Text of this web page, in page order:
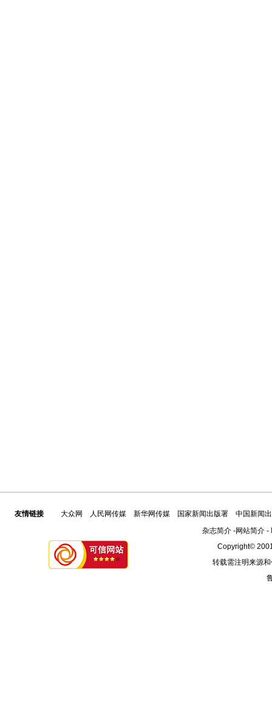
友情链接 大众网 人民网传媒 新华网传媒 国家新闻出版署
中国新闻
杂志简介-网站简介-
Copyright©
转载需注明来源